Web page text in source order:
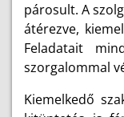
párosult. A
átérezve,
Feladatait
szorgalommal
Kiemelkedő